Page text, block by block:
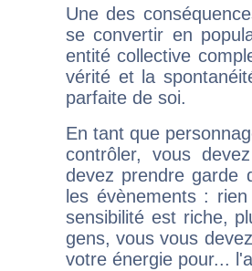
Une des
se convertir en
entité collective
vérité et la
parfaite de soi.
En tant que
contrôler, vous
devez prendre garde
les évènements :
sensibilité est riche,
gens, vous vous
votre énergie pour...